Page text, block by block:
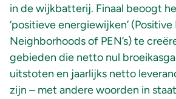
in de wijkbatterij. Finaal beoogt
‘positieve energiewijken’
Neighborhoods of PEN’s) te
gebieden die netto nul
uitstoten en jaarlijks netto
zijn – met andere woorden in